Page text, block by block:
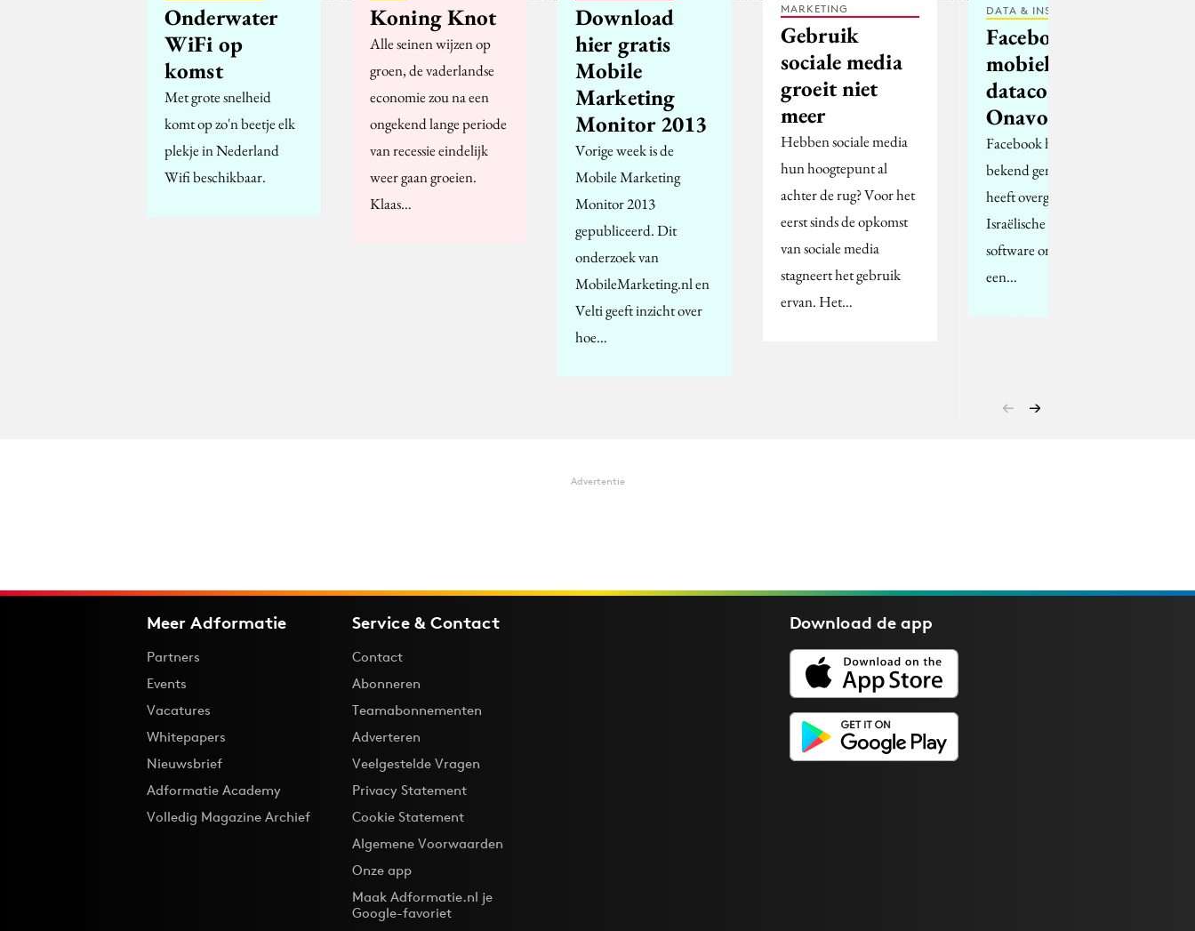
Onderwater
WiFi op
komst
Met grote snelheid
komt op zo'n beetje elk
plekje in Nederland
Wifi beschikbaar.
Koning Knot
Alle seinen wijzen op
groen, de vaderlandse
economie zou na een
ongekend lange periode
van recessie eindelijk
weer gaan groeien.
Klaas…
Download
hier gratis
Mobile
Marketing
Monitor 2013
Vorige week is de
Mobile Marketing
Monitor 2013
gepubliceerd. Dit
onderzoek van
MobileMarketing.nl en
Velti geeft inzicht over
hoe…
MARKETING
Gebruik
sociale media
groeit niet
meer
Hebben sociale media
hun hoogtepunt al
achter de rug? Voor het
eerst sinds de opkomst
van sociale media
stagneert het gebruik
ervan. Het…
DATA & INSIGHTS
Facebook koopt
mobiel
datacompressiebedrijf
Onavo
Facebook heeft vandaag
bekend gemaakt dat zij Onavo
heeft overgenomen. Dit
Israëlische bedrijf ontwikkelt
software om dataverbruik op
een…
Advertentie
Meer Adformatie
Partners
Events
Vacatures
Whitepapers
Nieuwsbrief
Adformatie Academy
Volledig Magazine Archief
Service & Contact
Contact
Abonneren
Teamabonnementen
Adverteren
Veelgestelde Vragen
Privacy Statement
Cookie Statement
Algemene Voorwaarden
Onze app
Maak Adformatie.nl je
Google-favoriet
Download deapp